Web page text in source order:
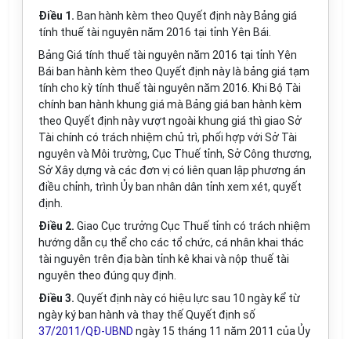
Điều 1. Ban hành kèm theo Quyết định này Bảng giá
tính thuế tài nguyên năm 2016 tại tỉnh Yên Bái.
Bảng Giá tính thuế tài nguyên năm 2016 tại tỉnh Yên
Bái ban hành kèm theo Quyết định này là bảng giá tạm
tính cho kỳ tính thuế tài nguyên năm 2016. Khi Bộ Tài
chính ban hành khung giá mà Bảng giá ban hành kèm
theo Quyết định này vượt ngoài khung giá thì giao Sở
Tài chính có trách nhiệm chủ trì, phối hợp với Sở Tài
nguyên và Môi trường, Cục Thuế tỉnh, Sở Công thương,
Sở Xây dựng và các đơn vị có liên quan lập phương án
điều chỉnh, trình Ủy ban nhân dân tỉnh xem xét, quyết
định
Điều 2. Giao Cục trưởng Cục Thuế tỉnh có trách nhiệm
hướng dẫn cụ thể cho các tổ chức, cá nhân khai thác
tài nguyên trên địa bàn tỉnh kê khai và nộp thuế tài
nguyên theo đúng quy định.
Điều 3. Quyết định này có hiệu lực sau 10 ngày kể từ
ngày ký ban hành và thay thế Quyết định số
37/2011/QĐ-UBND ngày 15 tháng 11 năm 2011 của Ủy